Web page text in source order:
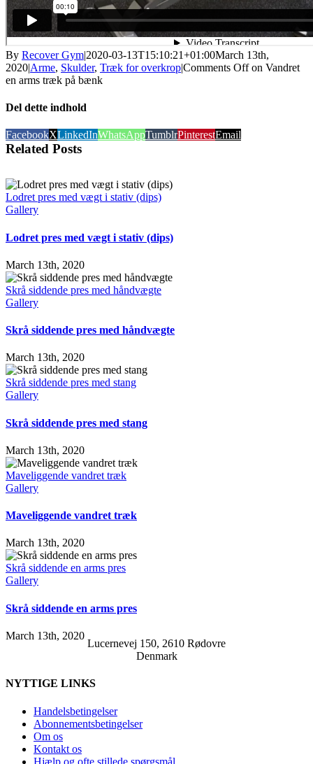
By Recover Gym|2020-03-13T15:10:21+01:00March 13th,
2020|Arme, Skulder, Træk for overkrop|Comments Offon Vandret
en arms træk på bænk
Del dette indhold
FacebookXLinkedInWhatsAppTumblrPinterestEmail
Related Posts
Lodret pres med vægt i stativ (dips)
Gallery
Lodret pres med vægt i stativ (dips)
March 13th, 2020
Skrå siddende pres med håndvægte
Gallery
Skrå siddende pres med håndvægte
March 13th, 2020
Skrå siddende pres med stang
Gallery
Skrå siddende pres med stang
March 13th, 2020
Maveliggende vandret træk
Gallery
Maveliggende vandret træk
March 13th, 2020
Skrå siddende en arms pres
Gallery
Skrå siddende en arms pres
March 13th, 2020
Lucernevej 150, 2610 Rødovre
Denmark
NYTTIGE LINKS
Handelsbetingelser
Abonnementsbetingelser
Om os
Kontakt os
Hjælp og ofte stillede spørgsmål